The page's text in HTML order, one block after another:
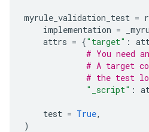
myrule_validation_test =
implementation =
attrs = {"target" :
# You need
# A target
# the test
"_script" :
test = True,
)